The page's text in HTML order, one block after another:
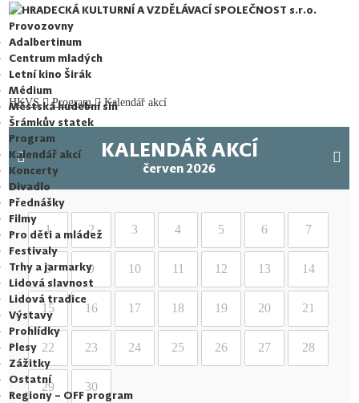
Provozovny
Adalbertinum
Centrum mladých
Letní kino Širák
Médium
Městská hudební síň
Šrámkův statek
Program
Kalendář akcí
Koncerty
Divadlo
Přednášky
Filmy
Pro děti a mládež
Festivaly
Trhy a jarmarky
Lidová slavnost
Lidová tradice
Výstavy
Prohlídky
Plesy
Zážitky
Ostatní
Regiony – OFF program
HKVS Program Kalendář akcí
KALENDÁŘ AKCÍ
červen 2026
1 2 3 4 5 6 7
8 9 10 11 12 13 14
15 16 17 18 19 20 21
22 23 24 25 26 27 28
29 30